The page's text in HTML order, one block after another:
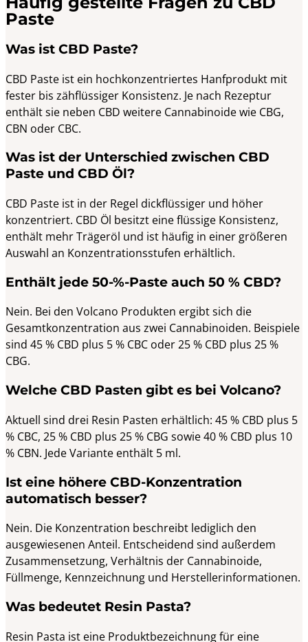
Paste
Was ist CBD Paste?
CBD Paste ist ein hochkonzentriertes Hanfprodukt mit
fester bis zähflüssiger Konsistenz. Je nach Rezeptur
enthält sie neben CBD weitere Cannabinoide wie CBG,
CBN oder CBC.
Was ist der Unterschied zwischen CBD
Paste und CBD Öl?
CBD Paste ist in der Regel dickflüssiger und höher
konzentriert. CBD Öl besitzt eine flüssige Konsistenz,
enthält mehr Trägeröl und ist häufig in einer größeren
Auswahl an Konzentrationsstufen erhältlich.
Enthält jede 50-%-Paste auch 50 % CBD?
Nein. Bei den Volcano Produkten ergibt sich die
Gesamtkonzentration aus zwei Cannabinoiden. Beispiele
sind 45 % CBD plus 5 % CBC oder 25 % CBD plus 25 %
CBG.
Welche CBD Pasten gibt es bei Volcano?
Aktuell sind drei Resin Pasten erhältlich: 45 % CBD plus 5
% CBC, 25 % CBD plus 25 % CBG sowie 40 % CBD plus 10
% CBN. Jede Variante enthält 5 ml.
Ist eine höhere CBD-Konzentration
automatisch besser?
Nein. Die Konzentration beschreibt lediglich den
ausgewiesenen Anteil. Entscheidend sind außerdem
Zusammensetzung, Verhältnis der Cannabinoide,
Füllmenge, Kennzeichnung und Herstellerinformationen.
Was bedeutet Resin Pasta?
Resin Pasta ist eine Produktbezeichnung für eine